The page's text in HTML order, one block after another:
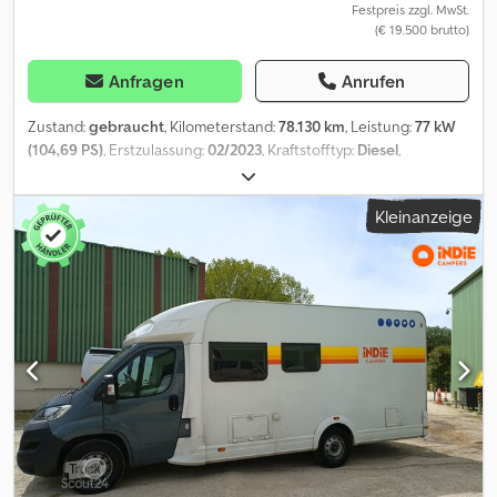
Festpreis zzgl. MwSt.
(€ 19.500 brutto)
Anfragen Anrufen
Zustand:gebraucht, Kilometerstand:78.130 km, Leistung:77 kW
(104,69 PS) , Erstzulassung:02/2023 , Kraftstofftyp: Diesel
, Farbe:Weiß
Anzahl der Sitzplätze:3, Ausstattung:ABS, Klimaanlage,
Zentralverriegelung
, Ford Transit 2.0 L2H2 AHK Klima Tempomat
PDC Alles auf einen Blick · Erstzulassung: 10.02.2023 · Motor: 105 PS
/ 77,3 kW · Hubraum: 1.995 cm · Kilometerstand: 78.130 km · Farbe:
Weiß · Getriebe: Schaltgetriebe · Reifen: 215/65R15C ·
Abmessungen: ca. 3. x 1.750 x 1.900 mm (LxHxB) · Gesamtgewicht:
2.940 kg · Nutzlast: 713 kg · Bemerkung: Sofort zur Verfügung
Sonderausstattung · Anhängerkupplung 2.450 kg · Klimaanlage ·
Tempomat · Parksensoren vorne + hinten · Frontscheibe beheizt ·
Ledermultifunktionslenkrad · Doppelbeifahrersitzbank ·
Seitenschiebetüre · Radio · Zentralverriegelung mit
Fernbedienung · elektr. Fensterheber · elektr. Spiegel · Armlehne
am Fahrersitz · Airbag · Zierkappen · ABS · ASR · IG ? Luftplakette
Kleinanzeige